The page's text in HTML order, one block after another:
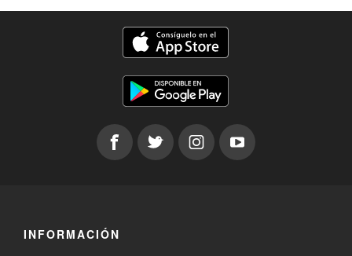
INFORMACIÓN